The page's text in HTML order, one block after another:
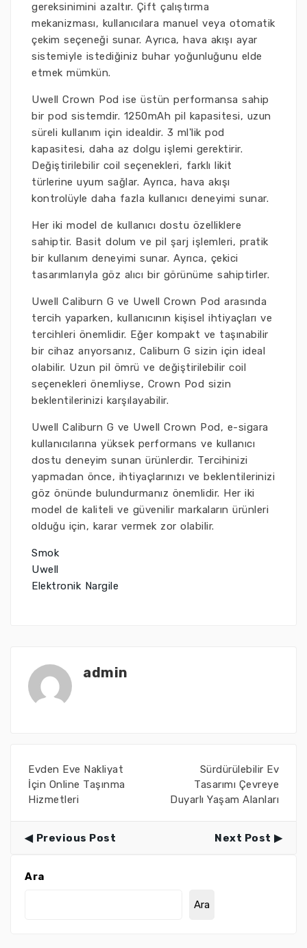
gereksinimini azaltır. Çift çalıştırma
mekanizması, kullanıcılara manuel veya otomatik
çekim seçeneği sunar. Ayrıca, hava akışı ayar
sistemiyle istediğiniz buhar yoğunluğunu elde
etmek mümkün.
Uwell Crown Pod ise üstün performansa sahip
bir pod sistemdir. 1250mAh pil kapasitesi, uzun
süreli kullanım için idealdir. 3 ml'lik pod
kapasitesi, daha az dolgu işlemi gerektirir.
Değiştirilebilir coil seçenekleri, farklı likit
türlerine uyum sağlar. Ayrıca, hava akışı
kontrolüyle daha fazla kullanıcı deneyimi sunar.
Her iki model de kullanıcı dostu özelliklere
sahiptir. Basit dolum ve pil şarj işlemleri, pratik
bir kullanım deneyimi sunar. Ayrıca, çekici
tasarımlarıyla göz alıcı bir görünüme sahiptirler.
Uwell Caliburn G ve Uwell Crown Pod arasında
tercih yaparken, kullanıcının kişisel ihtiyaçları ve
tercihleri önemlidir. Eğer kompakt ve taşınabilir
bir cihaz arıyorsanız, Caliburn G sizin için ideal
olabilir. Uzun pil ömrü ve değiştirilebilir coil
seçenekleri önemliyse, Crown Pod sizin
beklentilerinizi karşılayabilir.
Uwell Caliburn G ve Uwell Crown Pod, e-sigara
kullanıcılarına yüksek performans ve kullanıcı
dostu deneyim sunan ürünlerdir. Tercihinizi
yapmadan önce, ihtiyaçlarınızı ve beklentilerinizi
göz önünde bulundurmanız önemlidir. Her iki
model de kaliteli ve güvenilir markaların ürünleri
olduğu için, karar vermek zor olabilir.
Smok
Uwell
Elektronik Nargile
admin
Evden Eve Nakliyat
İçin Online Taşınma
Hizmetleri
Sürdürülebilir Ev
Tasarımı Çevreye
Duyarlı Yaşam Alanları
Previous Post Next Post
Ara
Ara